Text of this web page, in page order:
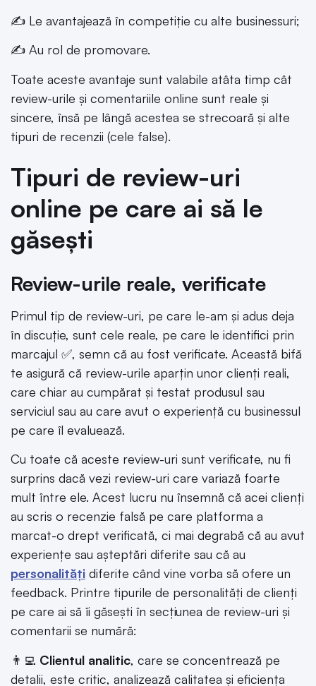
✍️ Le avantajează în competiție cu alte businessuri;
✍️ Au rol de promovare.
Toate aceste avantaje sunt valabile atâta timp cât
review-urile și comentariile online sunt reale și
sincere, însă pe lângă acestea se strecoară și alte
tipuri de recenzii (cele false).
Tipuri de review-uri
online pe care ai să le
găsești
Review-urile reale, verificate
Primul tip de review-uri, pe care le-am și adus deja
în discuție, sunt cele reale, pe care le identifici prin
marcajul ✅, semn că au fost verificate. Această bifă
te asigură că review-urile aparțin unor clienți reali,
care chiar au cumpărat și testat produsul sau
serviciul sau au care avut o experiență cu businessul
pe care îl evaluează.
Cu toate că aceste review-uri sunt verificate, nu fi
surprins dacă vezi review-uri care variază foarte
mult între ele. Acest lucru nu însemnă că acei clienți
au scris o recenzie falsă pe care platforma a
marcat-o drept verificată, ci mai degrabă că au avut
experiențe sau așteptări diferite sau că au
personalități diferite când vine vorba să ofere un
feedback. Printre tipurile de personalități de clienți
pe care ai să îi găsești în secțiunea de review-uri și
comentarii se numără:
👨‍💻 Clientul analitic, care se concentrează pe
detalii, este critic, analizează calitatea și eficiența